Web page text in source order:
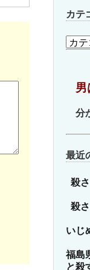
カテ
カ
テ
男
分
最近
殺
殺
いじ
福島
と殺